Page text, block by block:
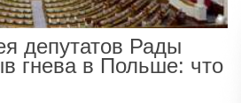
депутатов Рады
гнева в Польше: что